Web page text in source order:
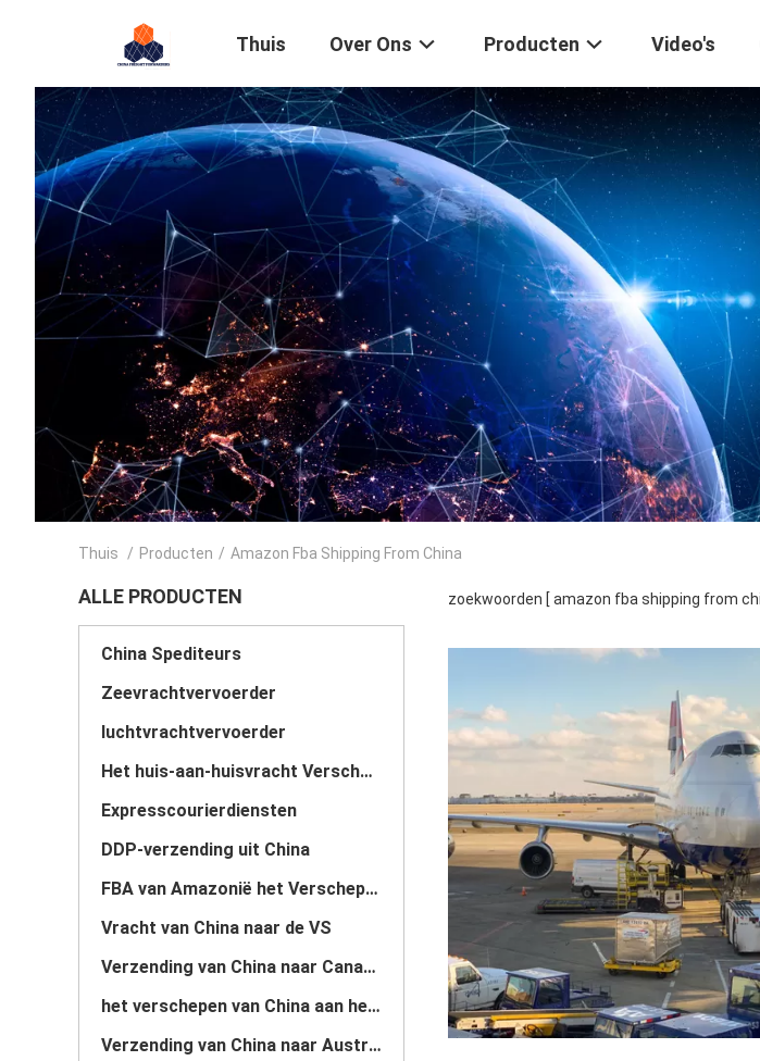
Thuis Over Ons Producten Video's
Thuis / Producten / Amazon Fba Shipping From China
ALLE PRODUCTEN
China Spediteurs
Zeevrachtvervoerder
luchtvrachtvervoerder
Het huis-aan-huisvracht Verschepen
Expresscourierdiensten
DDP-verzending uit China
FBA van Amazonië het Verschepen
Vracht van China naar de VS
Verzending van China naar Canada
het verschepen van China aan het UK
Verzending van China naar Australië
zoekwoorden [ amazon fba shipping from